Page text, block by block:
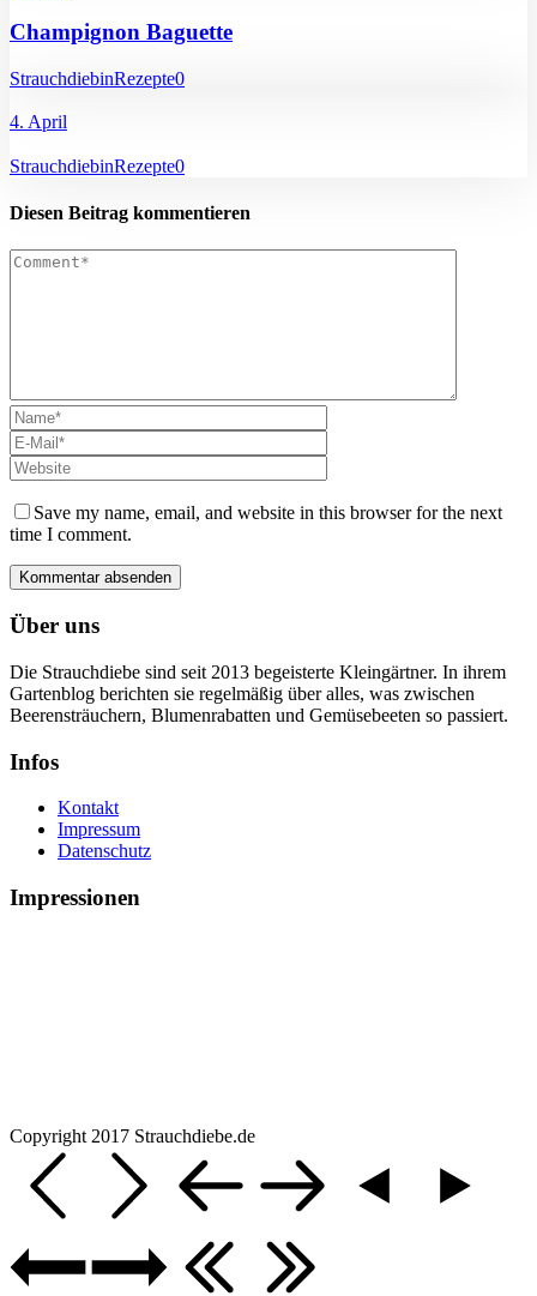
Champignon Baguette
StrauchdiebinRezepte0
4. April
StrauchdiebinRezepte0
Diesen Beitrag kommentieren
Save my name, email, and website in this browser for the next
time I comment.
Über uns
Die Strauchdiebe sind seit 2013 begeisterte Kleingärtner. In ihrem
Gartenblog berichten sie regelmäßig über alles, was zwischen
Beerensträuchern, Blumenrabatten und Gemüsebeeten so passiert.
Infos
Kontakt
Impressum
Datenschutz
Impressionen
Copyright 2017 Strauchdiebe.de